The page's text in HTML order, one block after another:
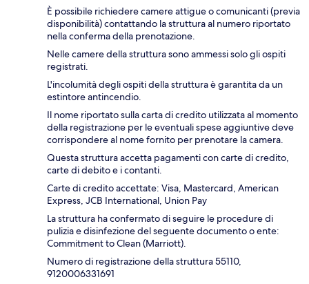
È possibile richiedere camere attigue o comunicanti (previa
disponibilità) contattando la struttura al numero riportato
nella conferma della prenotazione.
Nelle camere della struttura sono ammessi solo gli ospiti
registrati.
L'incolumità degli ospiti della struttura è garantita da un
estintore antincendio.
Il nome riportato sulla carta di credito utilizzata al momento
della registrazione per le eventuali spese aggiuntive deve
corrispondere al nome fornito per prenotare la camera.
Questa struttura accetta pagamenti con carte di credito,
carte di debito e i contanti.
Carte di credito accettate: Visa, Mastercard, American
Express, JCB International, Union Pay
La struttura ha confermato di seguire le procedure di
pulizia e disinfezione del seguente documento o ente:
Commitment to Clean (Marriott).
Numero di registrazione della struttura 55110,
9120006331691